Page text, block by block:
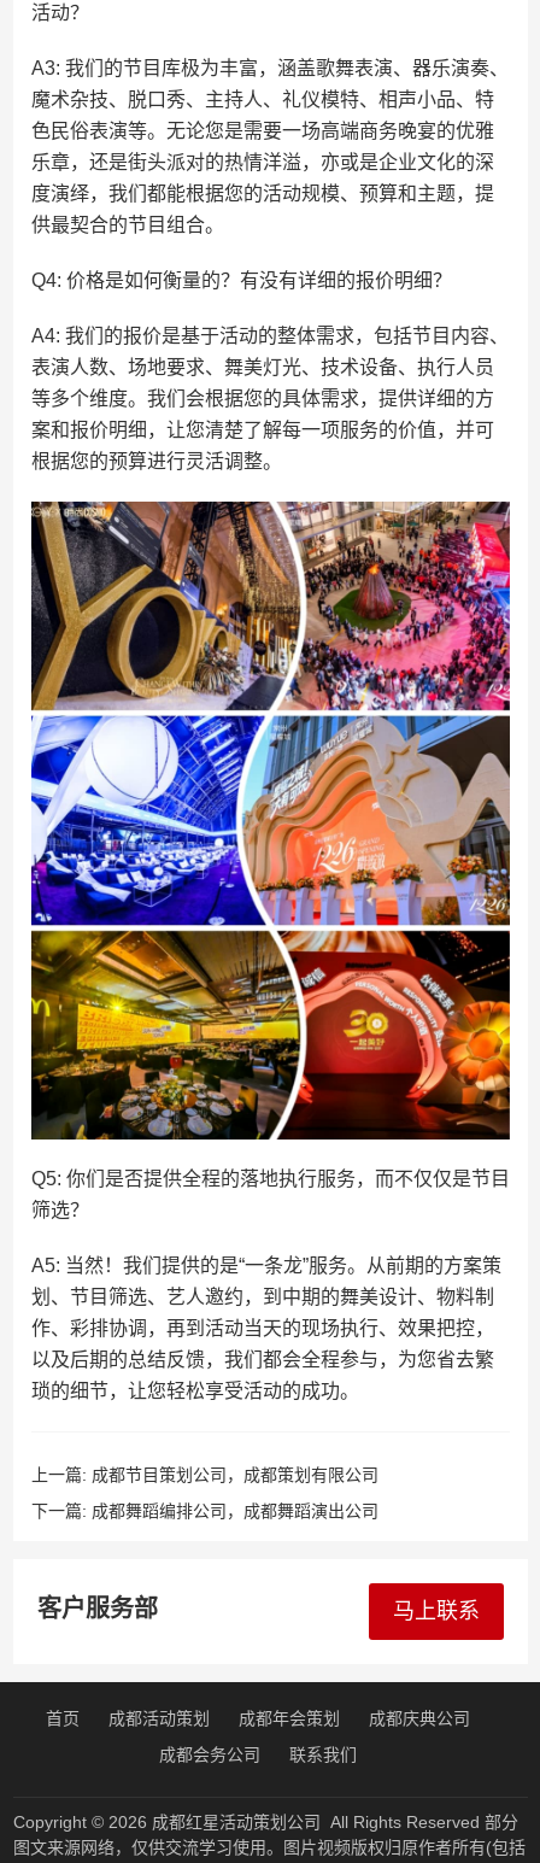
活动？
A3: 我们的节目库极为丰富，涵盖歌舞表演、器乐演奏、
魔术杂技、脱口秀、主持人、礼仪模特、相声小品、特
色民俗表演等。无论您是需要一场高端商务晚宴的优雅
乐章，还是街头派对的热情洋溢，亦或是企业文化的深
度演绎，我们都能根据您的活动规模、预算和主题，提
供最契合的节目组合。
Q4: 价格是如何衡量的？有没有详细的报价明细？
A4: 我们的报价是基于活动的整体需求，包括节目内容、
表演人数、场地要求、舞美灯光、技术设备、执行人员
等多个维度。我们会根据您的具体需求，提供详细的方
案和报价明细，让您清楚了解每一项服务的价值，并可
根据您的预算进行灵活调整。
Q5: 你们是否提供全程的落地执行服务，而不仅仅是节目
筛选？
A5: 当然！我们提供的是“一条龙”服务。从前期的方案策
划、节目筛选、艺人邀约，到中期的舞美设计、物料制
作、彩排协调，再到活动当天的现场执行、效果把控，
以及后期的总结反馈，我们都会全程参与，为您省去繁
琐的细节，让您轻松享受活动的成功。
上一篇: 成都节目策划公司，成都策划有限公司
下一篇: 成都舞蹈编排公司，成都舞蹈演出公司
客户服务部 马上联系
首页 成都活动策划 成都年会策划
成都庆典公司
成都会务公司
联系我们
Copyright © 2026 成都红星活动策划公司 All Rights Reserved 部分
图文来源网络，仅供交流学习使用。图片视频版权归原作者所有(包括